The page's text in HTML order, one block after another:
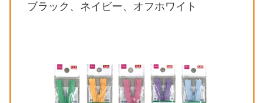
ブラック、ネイビー、オフホワイト